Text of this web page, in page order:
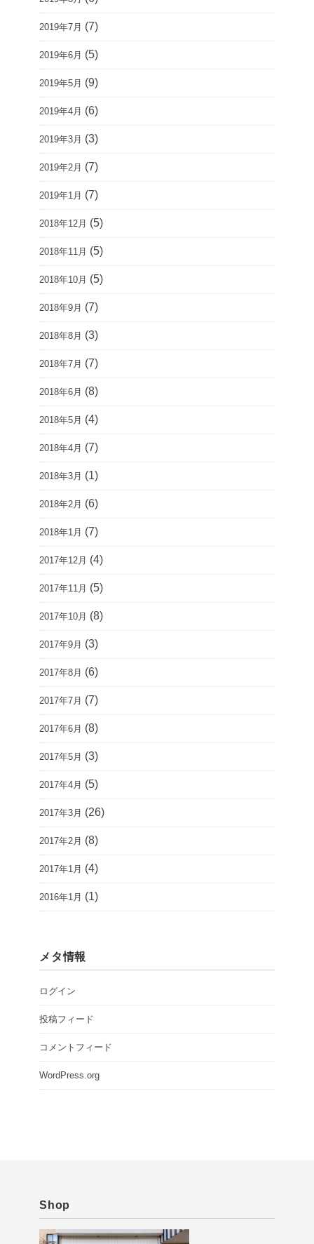
2019年7月 (7)
2019年6月 (5)
2019年5月 (9)
2019年4月 (6)
2019年3月 (3)
2019年2月 (7)
2019年1月 (7)
2018年12月 (5)
2018年11月 (5)
2018年10月 (5)
2018年9月 (7)
2018年8月 (3)
2018年7月 (7)
2018年6月 (8)
2018年5月 (4)
2018年4月 (7)
2018年3月 (1)
2018年2月 (6)
2018年1月 (7)
2017年12月 (4)
2017年11月 (5)
2017年10月 (8)
2017年9月 (3)
2017年8月 (6)
2017年7月 (7)
2017年6月 (8)
2017年5月 (3)
2017年4月 (5)
2017年3月 (26)
2017年2月 (8)
2017年1月 (4)
2016年1月 (1)
メタ情報
ログイン
投稿フィード
コメントフィード
WordPress.org
Shop